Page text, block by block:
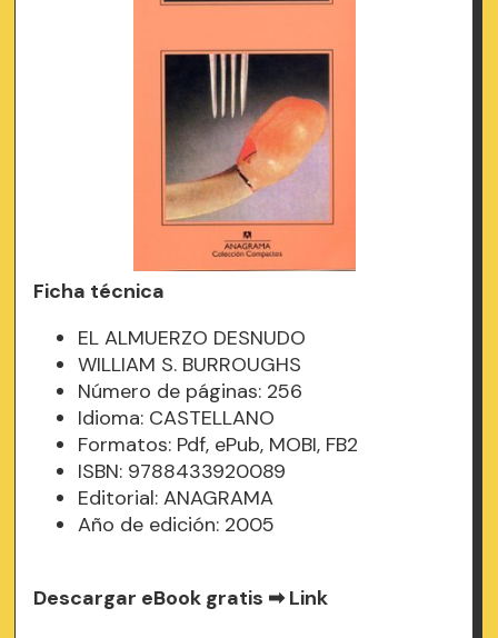
Ficha técnica
EL ALMUERZO DESNUDO
WILLIAM S. BURROUGHS
Número de páginas: 256
Idioma: CASTELLANO
Formatos: Pdf, ePub, MOBI, FB2
ISBN: 9788433920089
Editorial: ANAGRAMA
Año de edición: 2005
Descargar eBook gratis ➡Link